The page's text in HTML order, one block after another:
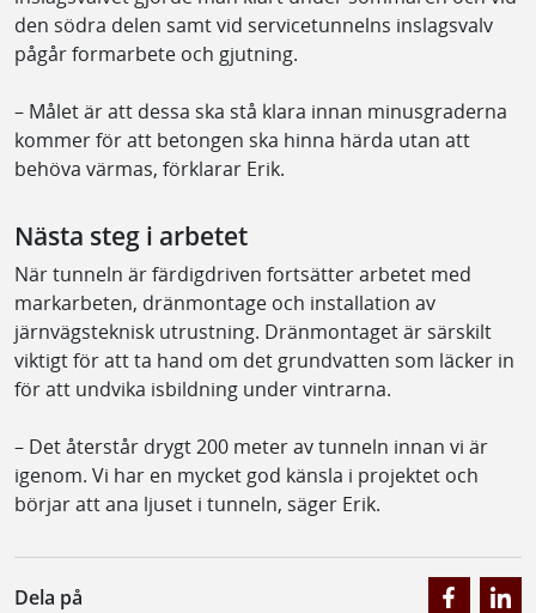
den södra delen samt vid servicetunnelns inslagsvalv
pågår formarbete och gjutning.
– Målet är att dessa ska stå klara innan minusgraderna
kommer för att betongen ska hinna härda utan att
behöva värmas, förklarar Erik.
Nästa steg i arbetet
När tunneln är färdigdriven fortsätter arbetet med
markarbeten, dränmontage och installation av
järnvägsteknisk utrustning. Dränmontaget är särskilt
viktigt för att ta hand om det grundvatten som läcker in
för att undvika isbildning under vintrarna.
– Det återstår drygt 200 meter av tunneln innan vi är
igenom. Vi har en mycket god känsla i projektet och
börjar att ana ljuset i tunneln, säger Erik.
Dela på